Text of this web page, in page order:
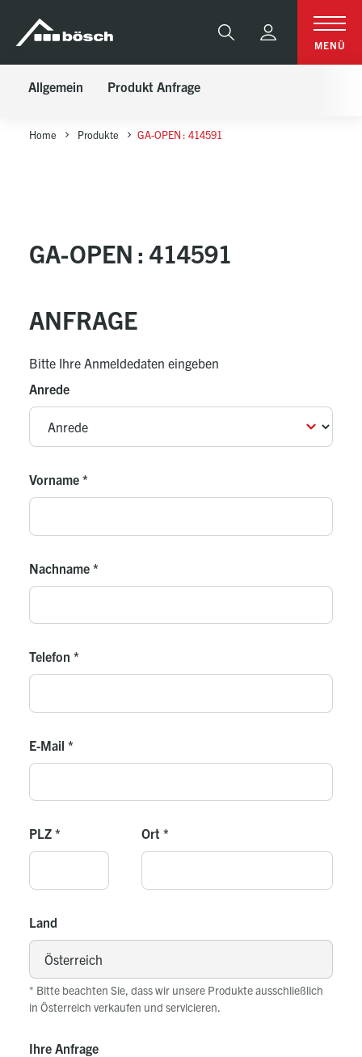
sr.skip-to.main-content
sr.skip-to.table-of-contents
sr.skip-to.main-navigation
Suche MENÜ
Allgemein Produkt Anfrage
Home Produkte GA-OPEN : 414591
GA-OPEN : 414591
ANFRAGE
Bitte Ihre Anmeldedaten eingeben
Anrede
Vorname *
Nachname *
Telefon *
E-Mail *
PLZ * Ort *
Land
* Bitte beachten Sie, dass wir unsere Produkte ausschließlich
in Österreich verkaufen und servicieren.
Ihre Anfrage